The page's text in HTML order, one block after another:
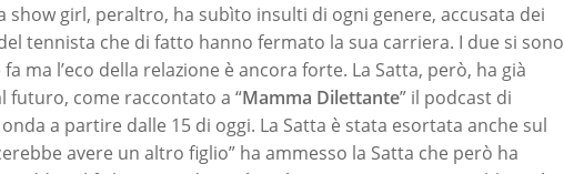
show girl, peraltro, ha subìto insulti di ogni genere, accusata dei
tennista che di fatto hanno fermato la sua carriera. I due si sono
ma l’eco della relazione è ancora forte. La Satta, però, ha già
futuro, come raccontato a “Mamma Dilettante” il podcast di
a partire dalle 15 di oggi. La Satta è stata esortata anche sul
avere un altro figlio” ha ammesso la Satta che però ha